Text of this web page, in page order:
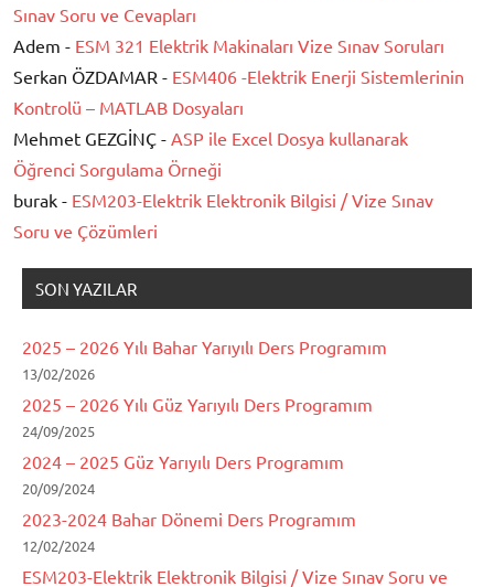
Sınav Soru ve Cevapları
Adem - ESM 321 Elektrik Makinaları Vize Sınav Soruları
Serkan ÖZDAMAR - ESM406 -Elektrik Enerji Sistemlerinin
Kontrolü – MATLAB Dosyaları
Mehmet GEZGİNÇ - ASP ile Excel Dosya kullanarak
Öğrenci Sorgulama Örneği
burak - ESM203-Elektrik Elektronik Bilgisi / Vize Sınav
Soru ve Çözümleri
SON YAZILAR
2025 – 2026 Yılı Bahar Yarıyılı Ders Programım
13/02/2026
2025 – 2026 Yılı Güz Yarıyılı Ders Programım
24/09/2025
2024 – 2025 Güz Yarıyılı Ders Programım
20/09/2024
2023-2024 Bahar Dönemi Ders Programım
12/02/2024
ESM203-Elektrik Elektronik Bilgisi / Vize Sınav Soru ve